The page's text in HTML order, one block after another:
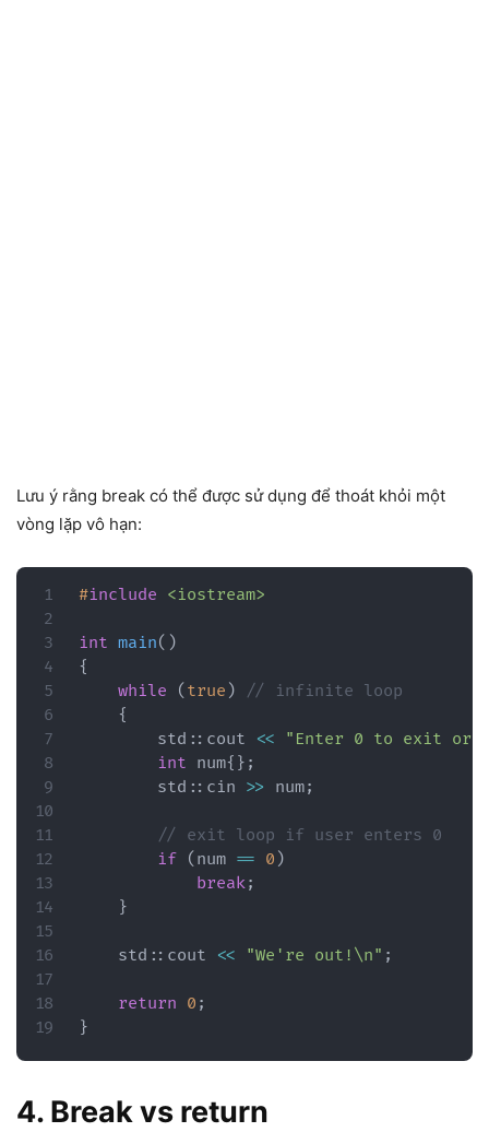
Lưu ý rằng break có thể được sử dụng để thoát khỏi một
vòng lặp vô hạn:
#include <iostream>
int main( )
{
while
( true )
// infinite loop
{
        std
:: cout <<
"Enter 0 to exit or
int num{ } ;
        std
:: cin >> num;
// exit loop if user enters 0
if ( num == 0 )
break;
}
    std
:: cout << "We're out!\n" ;
return 0 ;
}
4. Break vs return